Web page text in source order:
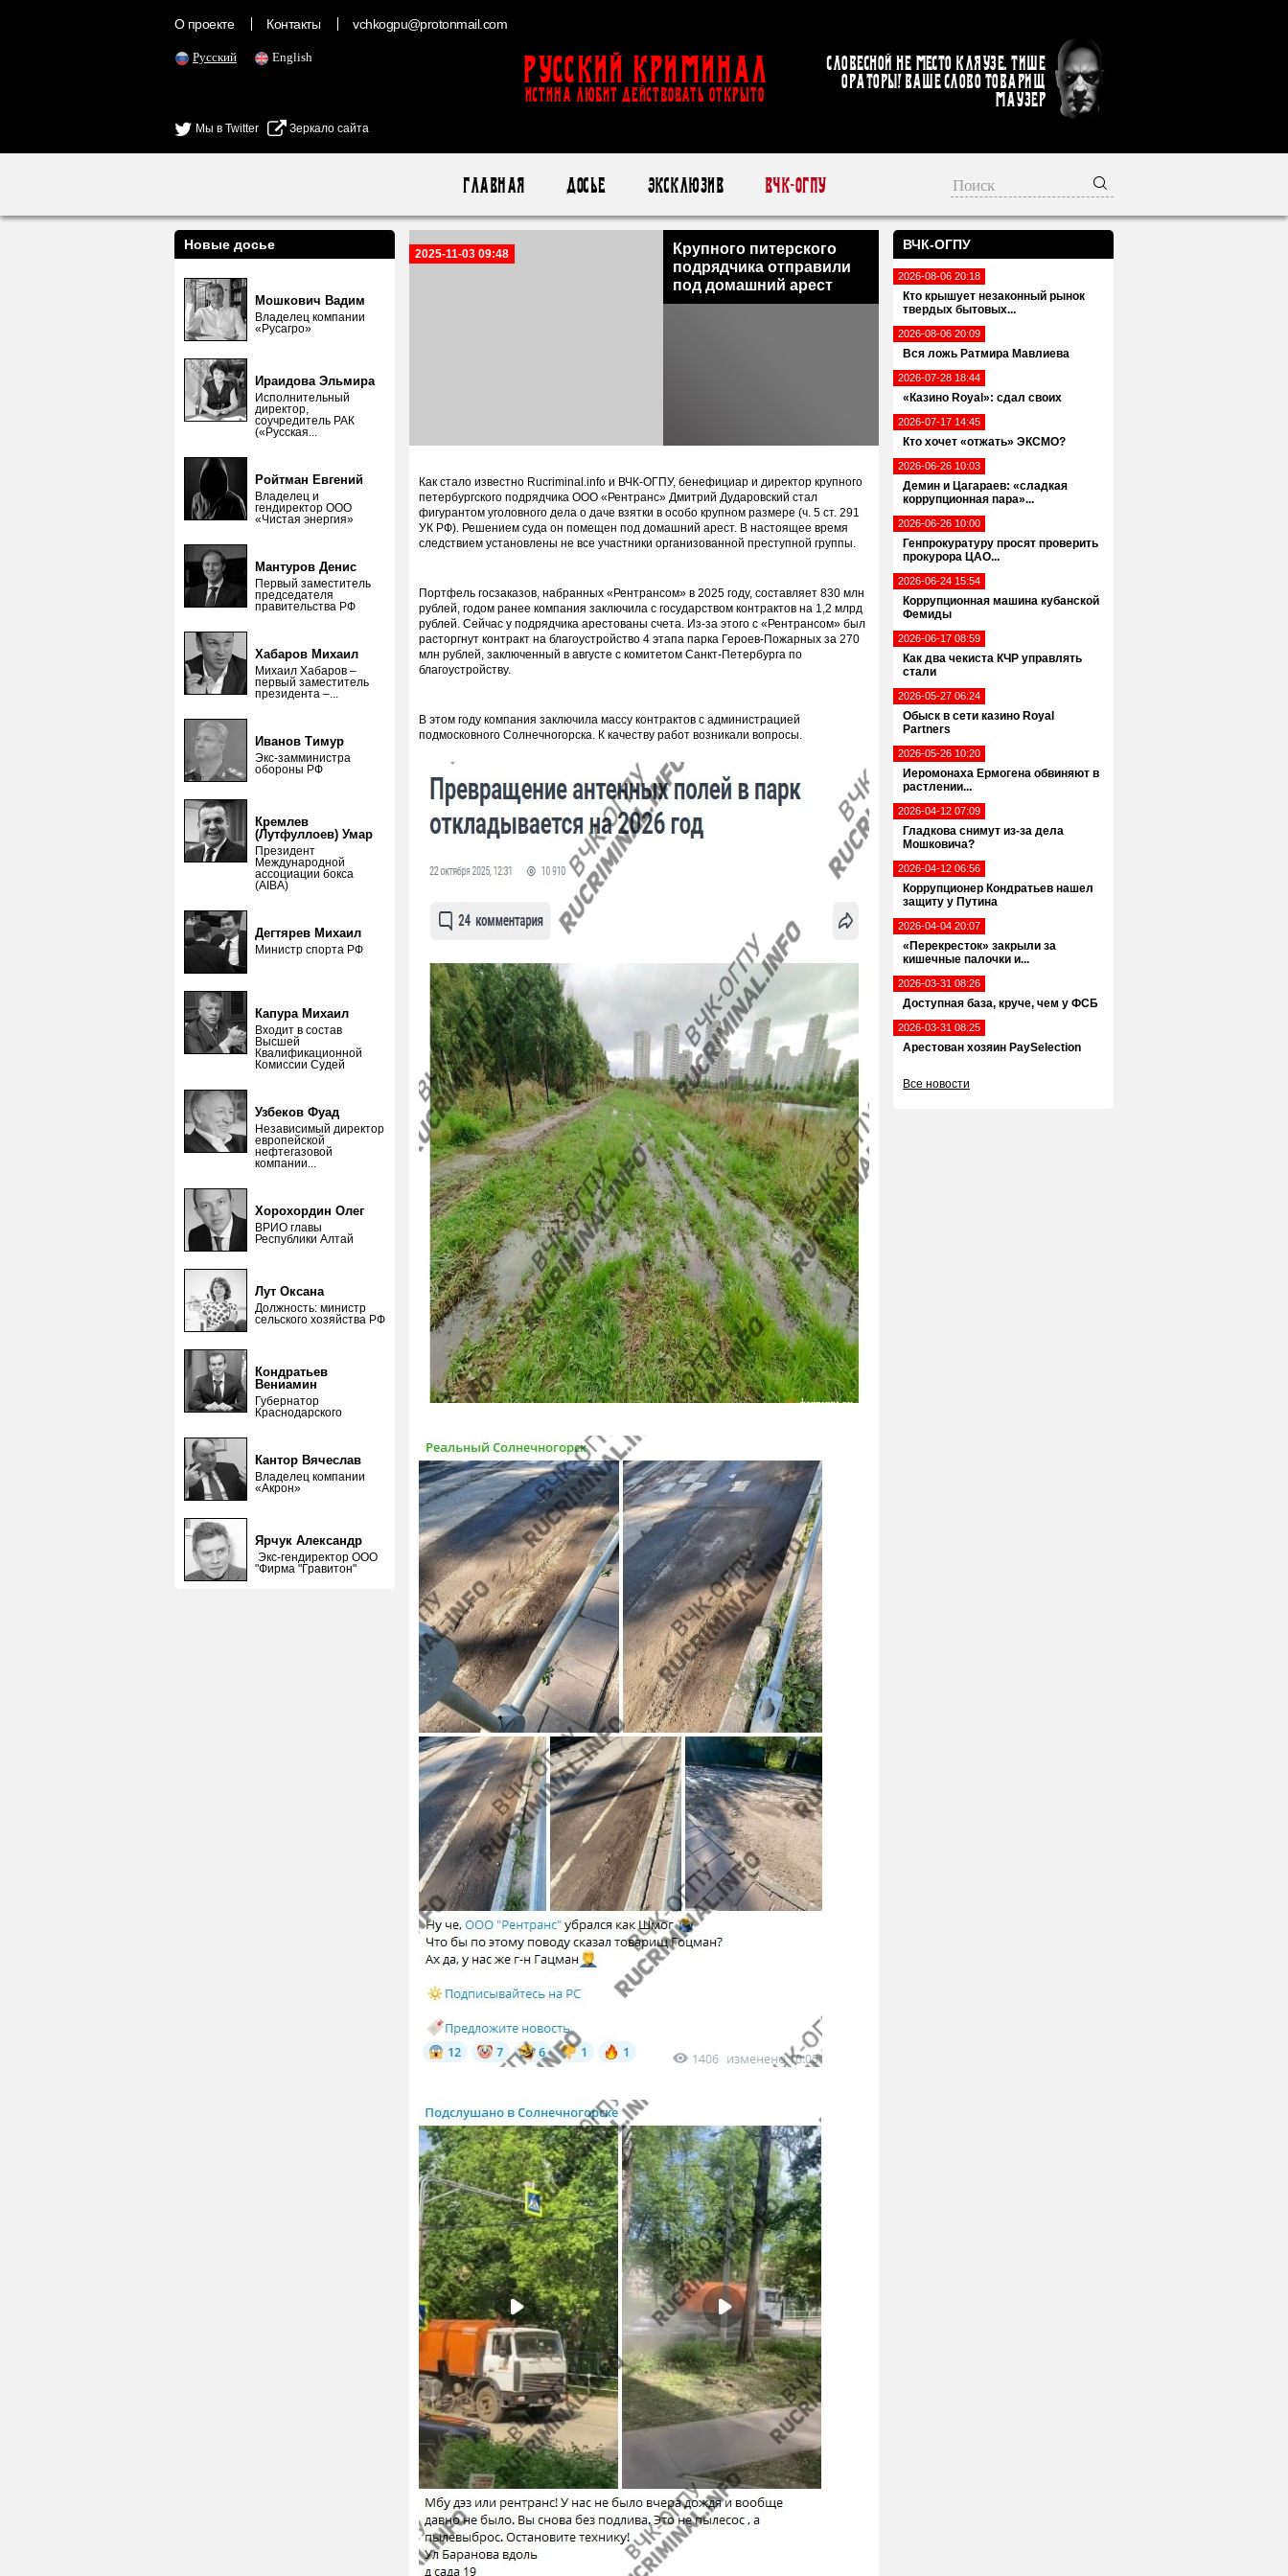
О проекте Контакты vchkogpu@protonmail.com
Русский English
Мы в Twitter Зеркало сайта
Русский Криминал
ИСТИНА ЛЮБИТ ДЕЙСТВОВАТЬ ОТКРЫТО
Словесной не место кляузе. Тише
ораторы! Ваше слово товарищ
Маузер
Главная Досье Эксклюзив ВЧК-ОГПУ
ВЧК-ОГПУ
2026-08-06 20:18
Кто крышует незаконный рынок
твердых бытовых...
2026-08-06 20:09
Вся ложь Ратмира Мавлиева
2026-07-28 18:44
«Казино Royal»: сдал своих
2026-07-17 14:45
Кто хочет «отжать» ЭКСМО?
2026-06-26 10:03
Демин и Цагараев: «сладкая
коррупционная пара»...
2026-06-26 10:00
Генпрокуратуру просят проверить
прокурора ЦАО...
2026-06-24 15:54
Коррупционная машина кубанской
Фемиды
2026-06-17 08:59
Как два чекиста КЧР управлять
стали
2026-05-27 06:24
Обыск в сети казино Royal
Partners
2026-05-26 10:20
Иеромонаха Ермогена обвиняют в
растлении...
2026-04-12 07:09
Гладкова снимут из-за дела
Мошковича?
2026-04-12 06:56
Коррупционер Кондратьев нашел
защиту у Путина
2026-04-04 20:07
«Перекресток» закрыли за
кишечные палочки и...
2026-03-31 08:26
Доступная база, круче, чем у ФСБ
2026-03-31 08:25
Арестован хозяин PaySelection
Все новости
Новые досье
Мошкович Вадим
Владелец компании
«Русагро»
Ираидова Эльмира
Исполнительный
директор,
соучредитель РАК
(«Русская...
Ройтман Евгений
Владелец и
гендиректор ООО
«Чистая энергия»
Мантуров Денис
Первый заместитель
председателя
правительства РФ
Хабаров Михаил
Михаил Хабаров –
первый заместитель
президента –...
Иванов Тимур
Экс-замминистра
обороны РФ
Кремлев
(Лутфуллоев) Умар
Президент
Международной
ассоциации бокса
(AIBA)
Дегтярев Михаил
Министр спорта РФ
Капура Михаил
Входит в состав
Высшей
Квалификационной
Комиссии Судей
Узбеков Фуад
Независимый директор
европейской
нефтегазовой
компании...
Хорохордин Олег
ВРИО главы
Республики Алтай
Лут Оксана
Должность: министр
сельского хозяйства РФ
Кондратьев
Вениамин
Губернатор
Краснодарского
Кантор Вячеслав
Владелец компании
«Акрон»
Ярчук Александр
Экс-гендиректор ООО
"Фирма "Гравитон"
2025-11-03 09:48
Крупного питерского
подрядчика отправили
под домашний арест
Как стало известно Rucriminal.info и ВЧК-ОГПУ, бенефициар и директор крупного
петербургского подрядчика ООО «Рентранс» Дмитрий Дударовский стал
фигурантом уголовного дела о даче взятки в особо крупном размере (ч. 5 ст. 291
УК РФ). Решением суда он помещен под домашний арест. В настоящее время
следствием установлены не все участники организованной преступной группы.
Портфель госзаказов, набранных «Рентрансом» в 2025 году, составляет 830 млн
рублей, годом ранее компания заключила с государством контрактов на 1,2 млрд
рублей. Сейчас у подрядчика арестованы счета. Из-за этого с «Рентрансом» был
расторгнут контракт на благоустройство 4 этапа парка Героев-Пожарных за 270
млн рублей, заключенный в августе с комитетом Санкт-Петербурга по
благоустройству.
В этом году компания заключила массу контрактов с администрацией
подмосковного Солнечногорска. К качеству работ возникали вопросы.